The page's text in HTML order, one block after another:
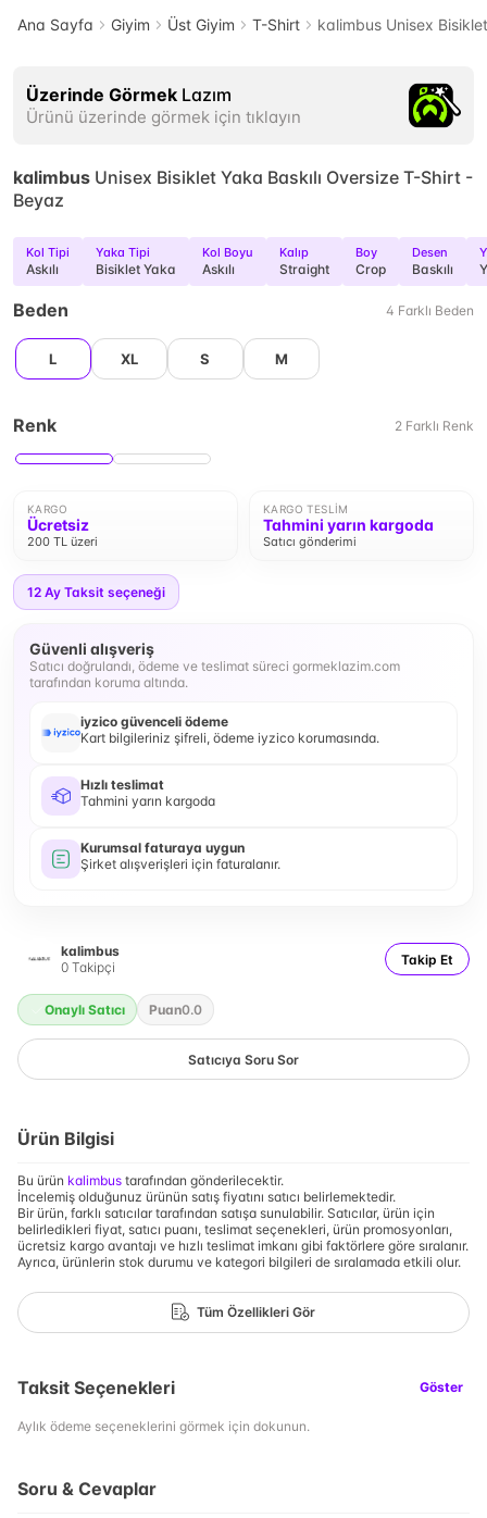
Ana Sayfa Giyim Üst Giyim T-Shirt kalimbus Unisex
Üzerinde Görmek Lazım
Ürünü üzerinde görmek için tıklayın
kalimbus Unisex Bisiklet Yaka Baskılı Oversize T-Shirt -
Beyaz
Kol Tipi
Askılı
Yaka Tipi
Bisiklet Yaka
Kol Boyu
Askılı
Kalıp
Straight
Boy
Crop
Desen
Baskılı
Beden 4 Farklı Beden
L XL S M
Renk 2 Farklı Renk
KARGO
Ücretsiz
200 TL üzeri
KARGO TESLIM
Tahmini yarın kargoda
Satıcı gönderimi
12 Ay Taksit seçeneği
Güvenli alışveriş
Satıcı doğrulandı, ödeme ve teslimat süreci gormeklazim.com
tarafından koruma altında.
iyzico güvenceli ödeme
Kart bilgileriniz şifreli, ödeme iyzico korumasında.
Hızlı teslimat
Tahmini yarın kargoda
Kurumsal faturaya uygun
Şirket alışverişleri için faturalanır.
kalimbus
0 Takipçi Takip Et
Onaylı Satıcı Puan0.0
Satıcıya Soru Sor
Ürün Bilgisi
Bu ürün kalimbus tarafından gönderilecektir.
İncelemiş olduğunuz ürünün satış fiyatını satıcı belirlemektedir.
Bir ürün, farklı satıcılar tarafından satışa sunulabilir. Satıcılar, ürün için
belirledikleri fiyat, satıcı puanı, teslimat seçenekleri, ürün promosyonları,
ücretsiz kargo avantajı ve hızlı teslimat imkanı gibi faktörlere göre sıralanır.
Ayrıca, ürünlerin stok durumu ve kategori bilgileri de sıralamada etkili olur.
Tüm Özellikleri Gör
Taksit Seçenekleri Göster
Aylık ödeme seçeneklerini görmek için dokunun.
Soru & Cevaplar